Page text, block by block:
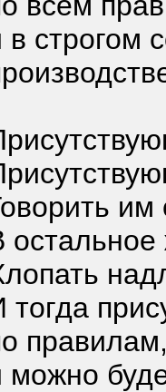
в строгом
им
тогда
можно